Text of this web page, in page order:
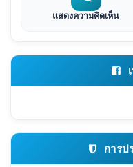
แสดงความคิดเห็น
การป